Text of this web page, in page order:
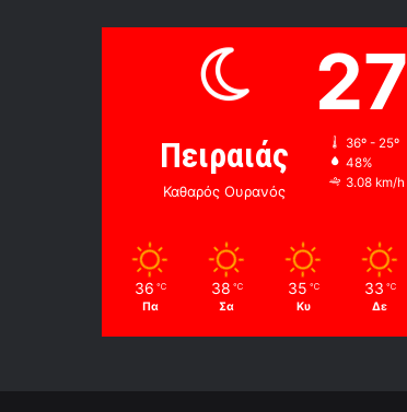
Πειραιάς
Καθαρός Ουρανός
27
36º - 25º
48%
3.08 km/h
36 ℃
Πα
38 ℃
Σα
35 ℃
Κυ
33 ℃
Δε